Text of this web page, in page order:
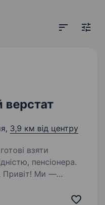
верстат
3,9 км від центру
взяти
пенсіонера.
з масиву.